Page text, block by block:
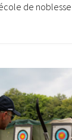
de